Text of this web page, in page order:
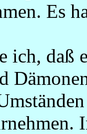
Es
ich, daß